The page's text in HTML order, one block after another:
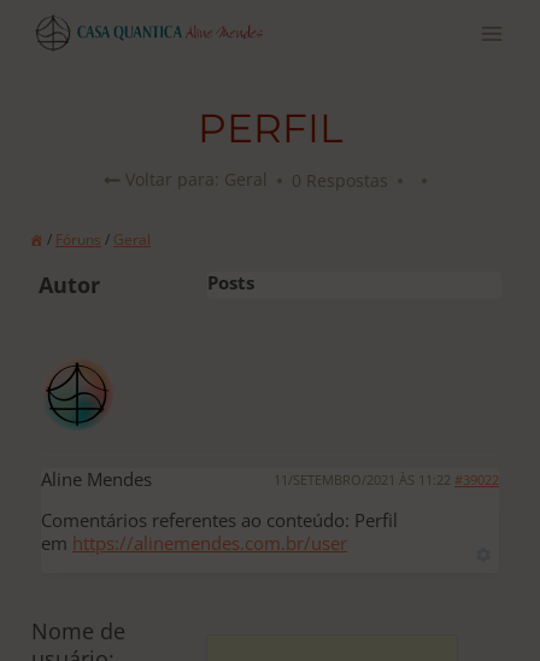
Pular
para
PERFIL
Voltar para: Geral 0 Respostas
/ Fóruns / Geral
Autor Posts
Aline Mendes 11/SETEMBRO/2021 ÀS 11:22 #39022
Comentários referentes ao conteúdo: Perfil
em https://alinemendes.com.br/user
Nome de